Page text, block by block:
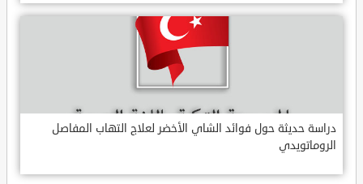
دراسة حديثة حول فوائد الشاي الأخضر لعلاج التهاب المفاصل
الروماتويدي